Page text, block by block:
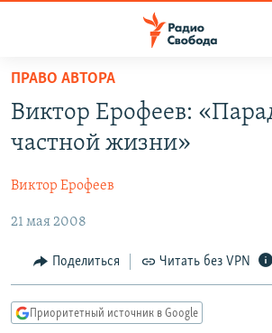
упрощенного
доступа
основному
Вернутся
главной
навигации
Вернутся
ПОДКАСТЫ
ЦИТАТЫ СВОБОДЫ
МНЕНИЯ
КУЛЬТУРА
IDEL.РЕАЛИИ
КАВКАЗ.РЕАЛИИ
ПРАВО АВТОРА
Виктор Ерофеев:
частной жизни»
Виктор Ерофеев
21 мая 2008
Поделиться Читать без VPN
Приоритетный источник в Google